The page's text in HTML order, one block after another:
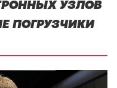
УЗЛОВ
ПОГРУЗЧИКИ